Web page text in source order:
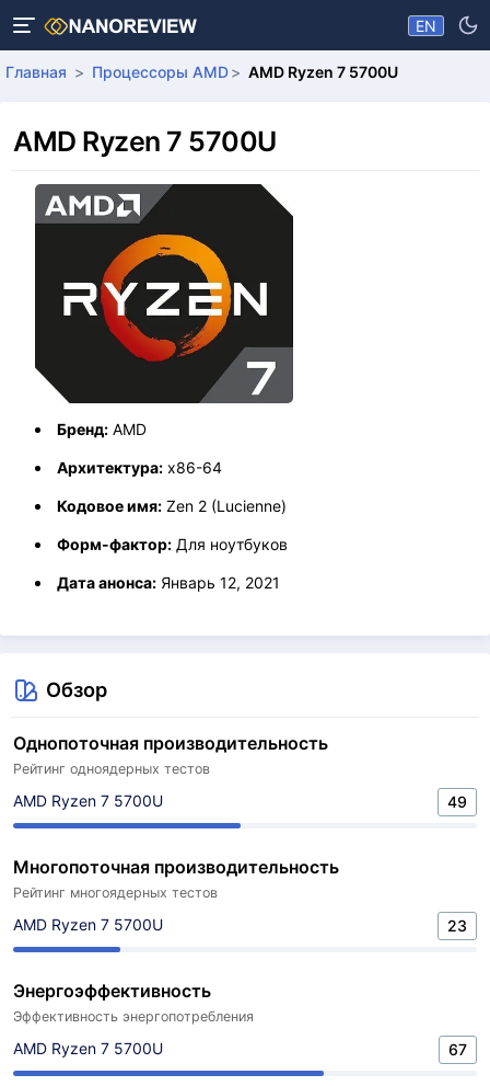
EN
Главная Процессоры AMD AMD Ryzen 7 5700U
AMD Ryzen 7 5700U
Бренд: AMD
Архитектура: x86-64
Кодовое имя: Zen 2 (Lucienne)
Форм-фактор: Для ноутбуков
Дата анонса: Январь 12, 2021
Обзор
Однопоточная производительность
Рейтинг одноядерных тестов
AMD Ryzen 7 5700U 49
Многопоточная производительность
Рейтинг многоядерных тестов
AMD Ryzen 7 5700U 23
Энергоэффективность
Эффективность энергопотребления
AMD Ryzen 7 5700U 67